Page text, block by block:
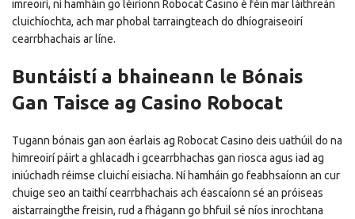
imreoirí, ní hamháin go léiríonn Robocat Casino é féin mar láithreán
cluichíochta, ach mar phobal tarraingteach do dhíograiseoirí
cearrbhachais ar líne.
Buntáistí a bhaineann le Bónais
Gan Taisce ag Casino Robocat
Tugann bónais gan aon éarlais ag Robocat Casino deis uathúil do na
himreoirí páirt a ghlacadh i gcearrbhachas gan riosca agus iad ag
iniúchadh réimse cluichí eisiacha. Ní hamháin go feabhsaíonn an cur
chuige seo an taithí cearrbhachais ach éascaíonn sé an próiseas
aistarraingthe freisin, rud a fhágann go bhfuil sé níos inrochtana